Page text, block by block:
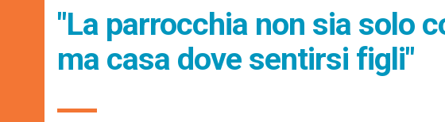
"La parrocchia non sia solo
ma casa dove sentirsi figli"